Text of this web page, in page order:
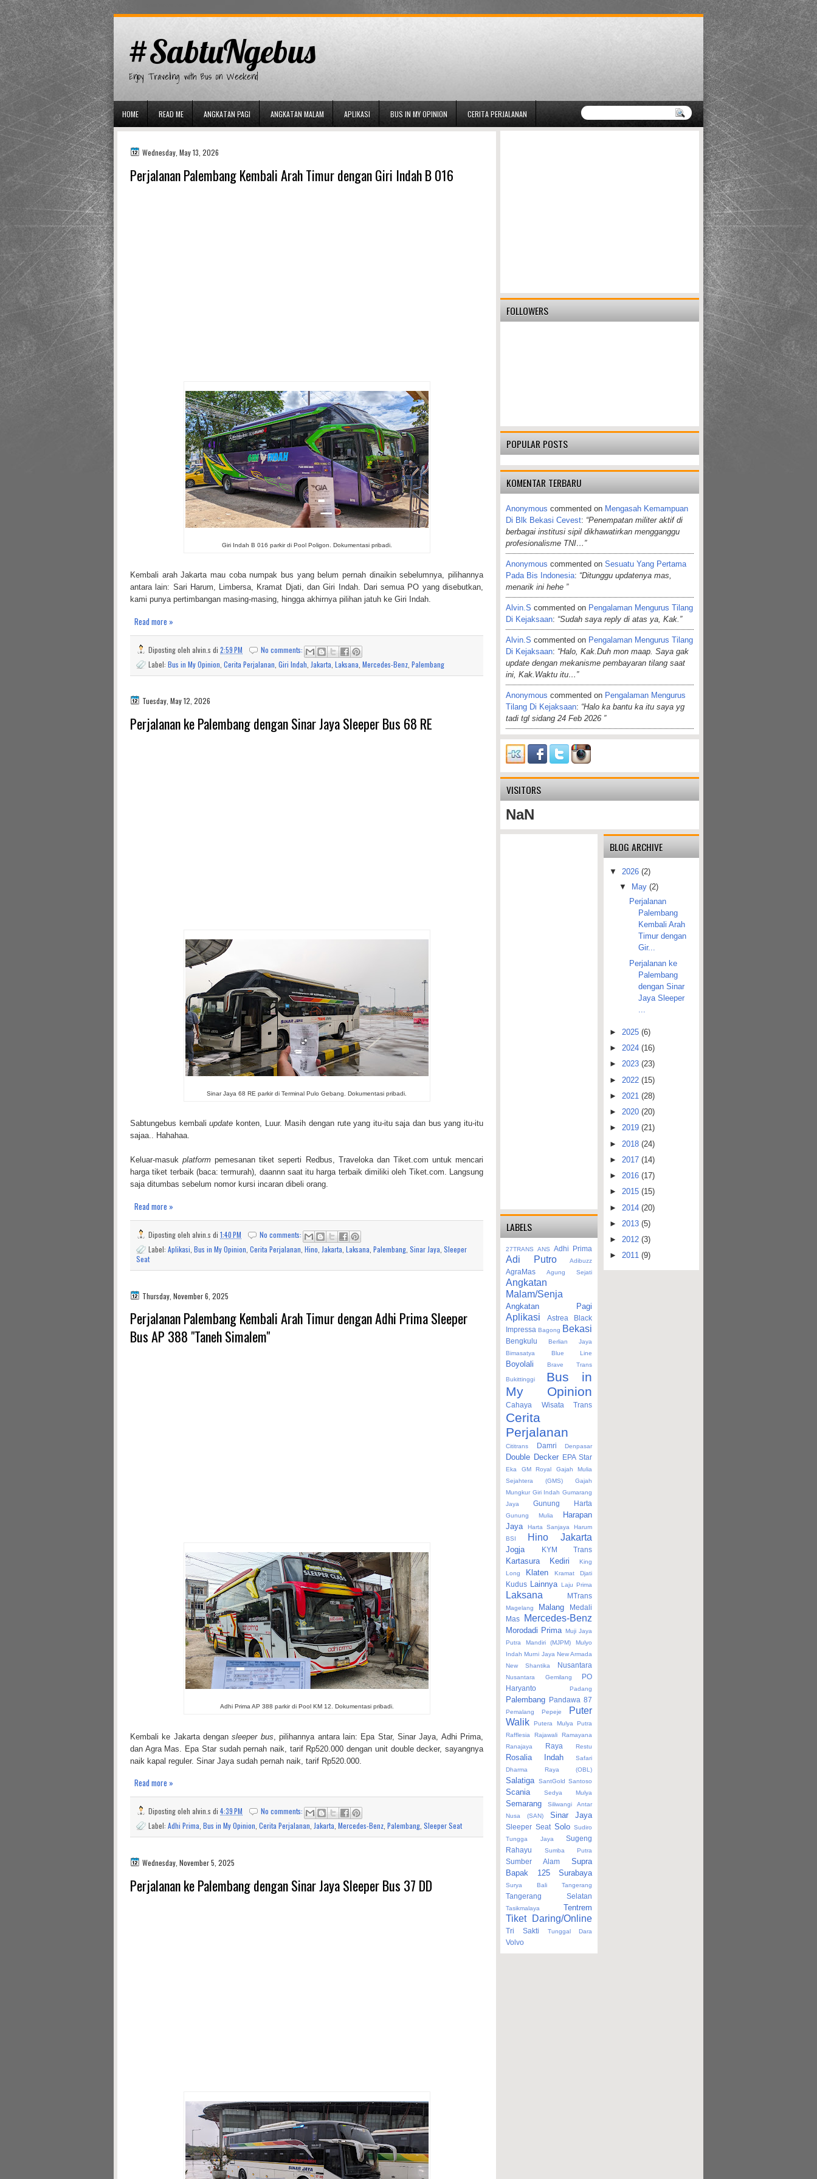
#SabtuNgebus
Enjoy Traveling with Bus on Weekend
HOME READ ME ANGKATAN PAGI ANGKATAN MALAM APLIKASI BUS IN MY OPINION CERITA PERJALANAN
Wednesday, May 13, 2026
Perjalanan Palembang Kembali Arah Timur dengan Giri Indah B 016
Giri Indah B 016 parkir di Pool Poligon. Dokumentasi pribadi.
Kembali arah Jakarta mau coba numpak bus yang belum pernah dinaikin sebelumnya, pilihannya
antara lain: Sari Harum, Limbersa, Kramat Djati, dan Giri Indah. Dari semua PO yang disebutkan,
kami punya pertimbangan masing-masing, hingga akhirnya pilihan jatuh ke Giri Indah.
Read more »
Diposting oleh alvin.s di 2:59 PM
No comments:
Label: Bus in My Opinion Cerita Perjalanan Giri Indah Jakarta Laksana Mercedes-Benz Palembang
Tuesday, May 12, 2026
Perjalanan ke Palembang dengan Sinar Jaya Sleeper Bus 68 RE
Sinar Jaya 68 RE parkir di Terminal Pulo Gebang. Dokumentasi pribadi.
Sabtungebus kembaliupdate konten, Luur. Masih dengan rute yang itu-itu saja dan bus yang itu-itu
sajaa.. Hahahaa.
Keluar-masukplatform pemesanan tiket seperti Redbus, Traveloka dan Tiket.com untuk mencari
harga tiket terbaik (baca: termurah), daannn saat itu harga terbaik dimiliki oleh Tiket.com. Langsung
saja ditumbas sebelum nomor kursi incaran dibeli orang.
Read more »
Diposting oleh alvin.s di 1:40 PM
No comments:
Label: Aplikasi Bus in My Opinion Cerita Perjalanan Hino Jakarta Laksana Palembang Sinar Jaya Sleeper
Seat
Thursday, November 6, 2025
Perjalanan Palembang Kembali Arah Timur dengan Adhi Prima Sleeper
Bus AP 388 "Taneh Simalem"
Adhi Prima AP 388 parkir di Pool KM 12. Dokumentasi pribadi.
Kembali ke Jakarta dengansleeper bus , pilihannya antara lain: Epa Star, Sinar Jaya, Adhi Prima,
dan Agra Mas. Epa Star sudah pernah naik, tarif Rp520.000 dengan unit double decker, sayangnya
naik kapal reguler. Sinar Jaya sudah pernah naik, tarif Rp520.000.
Read more »
Diposting oleh alvin.s di 4:39 PM
No comments:
Label: Adhi Prima Bus in My Opinion Cerita Perjalanan Jakarta Mercedes-Benz Palembang Sleeper Seat
Wednesday, November 5, 2025
Perjalanan ke Palembang dengan Sinar Jaya Sleeper Bus 37 DD
FOLLOWERS
POPULAR POSTS
KOMENTAR TERBARU
Anonymous commented on Mengasah Kemampuan
Di Blk Bekasi Cevest: “Penempatan militer aktif di
berbagai institusi sipil dikhawatirkan mengganggu
profesionalisme TNI…”
Anonymous commented on Sesuatu Yang Pertama
Pada Bis Indonesia: “Ditunggu updatenya mas,
menarik ini hehe ”
Alvin.s commented on Pengalaman Mengurus Tilang
Di Kejaksaan: “Sudah saya reply di atas ya, Kak.”
Alvin.s commented on Pengalaman Mengurus Tilang
Di Kejaksaan: “Halo, Kak.Duh mon maap. Saya gak
update dengan mekanisme pembayaran tilang saat
ini, Kak.Waktu itu…”
Anonymous commented on Pengalaman Mengurus
Tilang Di Kejaksaan: “Halo ka bantu ka itu saya yg
tadi tgl sidang 24 Feb 2026 ”
VISITORS
NaN
LABELS
27TRANS ANS Adhi Prima
Adi Putro Adibuzz
AgraMas Agung Sejati
Angkatan
Malam/Senja
Angkatan Pagi
Aplikasi
Astrea Black
Impressa Bagong Bekasi
Bengkulu
Berlian Jaya
Bimasatya
Blue Line
Boyolali Brave Trans
Bukittinggi
Bus in
My Opinion
Cahaya Wisata Trans
Cerita
Perjalanan
Cititrans Damri Denpasar
Double Decker EPA Star
Eka GM Royal
Gajah Mulia
Sejahtera (GMS)
Gajah
Mungkur Giri Indah Gumarang
Jaya
Gunung Harta
Gunung Mulia
Harapan
Jaya
Harta Sanjaya
Harum
BSI
Hino Jakarta
Jogja KYM Trans
Kartasura Kediri
King
Long
Klaten Kramat Djati
Kudus Lainnya Laju Prima
Laksana MTrans
Magelang Malang
Medali
Mas
Mercedes-Benz
Morodadi Prima Muji Jaya
Putra Mandiri (MJPM)
Mulyo
Indah Murni Jaya New Armada
New Shantika
Nusantara
Nusantara Gemilang
PO
Haryanto
Padang
Palembang Pandawa 87
Pemalang Pepeje
Puter
Walik
Putera Mulya
Putra
Rafflesia
Rajawali
Ramayana
Ranajaya
Raya Restu
Rosalia Indah
Safari
Dharma Raya (OBL)
Salatiga SantGold Santoso
Scania Sedya Mulya
Semarang
Siliwangi Antar
Nusa (SAN)
Sinar Jaya
Sleeper Seat Solo
Sudiro
Tungga Jaya
Sugeng
Rahayu
Sumba Putra
Sumber Alam
Supra
Bapak 125
Surabaya
Surya Bali Tangerang
Tangerang Selatan
Tasikmalaya Tentrem
Tiket Daring/Online
Tri Sakti Tunggal Dara
Volvo
BLOG ARCHIVE
▼2026(2)
▼ May (2)
Perjalanan
Palembang
Kembali Arah
Timur dengan
Gir...
Perjalanan ke
Palembang
dengan Sinar
Jaya Sleeper
...
► 2025(6)
►2024(16)
►2023(23)
► 2022(15)
► 2021(28)
►2020(20)
►2019(21)
► 2018(24)
► 2017(14)
►2016(17)
►2015(15)
► 2014(20)
► 2013(5)
►2012(3)
►2011(9)